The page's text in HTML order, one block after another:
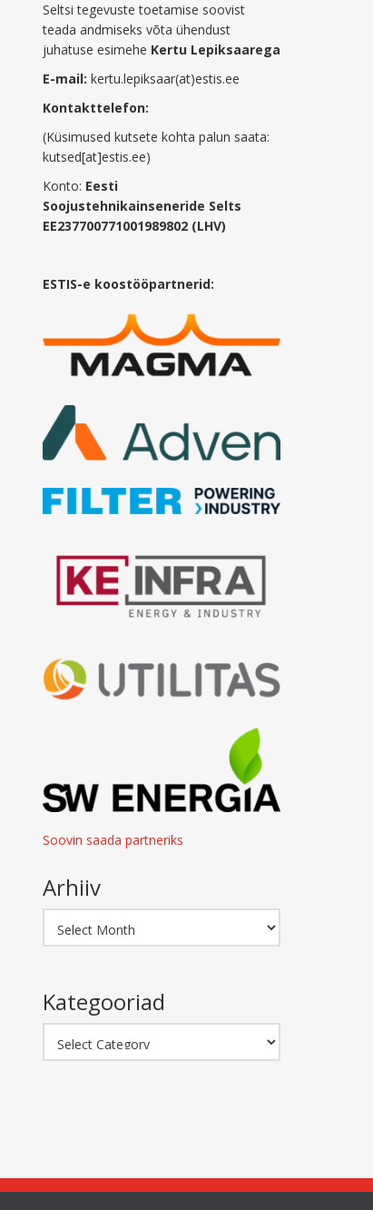
Seltsi tegevuste toetamise soovist
teada andmiseks võta ühendust
juhatuse esimehe Kertu Lepiksaarega
E-mail: kertu.lepiksaar(at)estis.ee
Kontakttelefon:
(Küsimused kutsete kohta palun saata:
kutsed[at]estis.ee)
Konto: Eesti
Soojustehnikainseneride Selts
EE237700771001989802 (LHV)
ESTIS-e koostööpartnerid:
Soovin saada partneriks
Arhiiv
Kategooriad